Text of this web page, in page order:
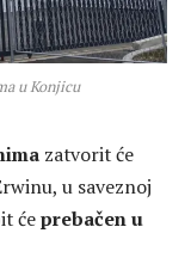
u Konjicu
zatvorit će
u saveznoj
ćeprebačen u